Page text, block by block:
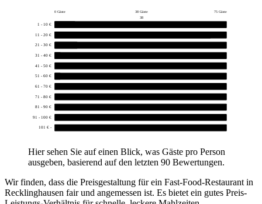
0 Gäste 38 Gäste
75 Gäste
38
1 - 10 €
11 - 20 €
21 - 30 €
31 - 40 €
41 - 50 €
51 - 60 €
61 - 70 €
71 - 80 €
81 - 90 €
91 - 100 €
101 € -
Hier sehen Sie auf einen Blick, was Gäste pro Person
ausgeben, basierend auf den letzten 90 Bewertungen.
Wir finden, dass die Preisgestaltung für ein Fast-Food-Restaurant in
Recklinghausen fair und angemessen ist. Es bietet ein gutes Preis-